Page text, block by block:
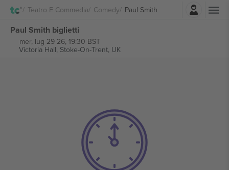
Teatro E Commedia Comedy Paul Smith
Accesso
Paul Smith biglietti
mer, lug 29 26, 19:30 BST
Victoria Hall, Stoke-On-Trent, UK